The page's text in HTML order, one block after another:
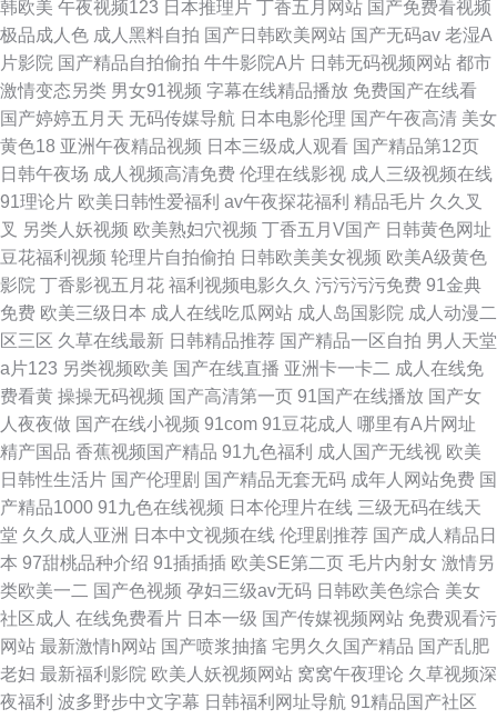
韩欧美 午夜视频123 日本推理片 丁香五月网站 国产免费看视频
极品成人色 成人黑料自拍 国产日韩欧美网站 国产无码av 老湿A
片影院 国产精品自拍偷拍 牛牛影院A片 日韩无码视频网站 都市
激情变态另类 男女91视频 字幕在线精品播放 免费国产在线看
国产婷婷五月天 无码传媒导航 日本电影伦理 国产午夜高清 美女
黄色18 亚洲午夜精品视频 日本三级成人观看 国产精品第12页
日韩午夜场 成人视频高清免费 伦理在线影视 成人三级视频在线
91理论片 欧美日韩性爱福利 av午夜探花福利 精品毛片 久久叉
叉 另类人妖视频 欧美熟妇穴视频 丁香五月V国产 日韩黄色网址
豆花福利视频 轮理片自拍偷拍 日韩欧美美女视频 欧美A级黄色
影院 丁香影视五月花 福利视频电影久久 污污污污免费 91金典
免费 欧美三级日本 成人在线吃瓜网站 成人岛国影院 成人动漫二
区三区 久草在线最新 日韩精品推荐 国产精品一区自拍 男人天堂
a片123 另类视频欧美 国产在线直播 亚洲卡一卡二 成人在线免
费看黄 操操无码视频 国产高清第一页 91国产在线播放 国产女
人夜夜做 国产在线小视频 91com 91豆花成人 哪里有A片网址
精产国品 香蕉视频国产精品 91九色福利 成人国产无线视 欧美
日韩性生活片 国产伦理剧 国产精品无套无码 成年人网站免费 国
产精品1000 91九色在线视频 日本伦理片在线 三级无码在线天
堂 久久成人亚洲 日本中文视频在线 伦理剧推荐 国产成人精品日
本 97甜桃品种介绍 91插插插 欧美SE第二页 毛片内射女 激情另
类欧美一二 国产色视频 孕妇三级av无码 日韩欧美色综合 美女
社区成人 在线免费看片 日本一级 国产传媒视频网站 免费观看污
网站 最新激情h网站 国产喷浆抽搐 宅男久久国产精品 国产乱肥
老妇 最新福利影院 欧美人妖视频网站 窝窝午夜理论 久草视频深
夜福利 波多野步中文字幕 日韩福利网址导航 91精品国产社区